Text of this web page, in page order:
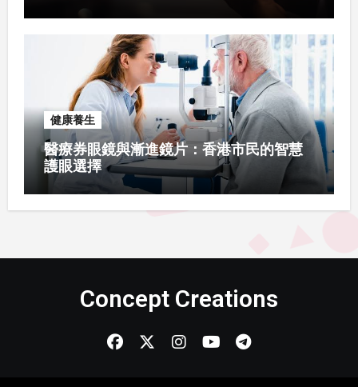
健康養生
醫療券眼鏡與漸進鏡片：香港市民的智慧
護眼選擇
Concept Creations